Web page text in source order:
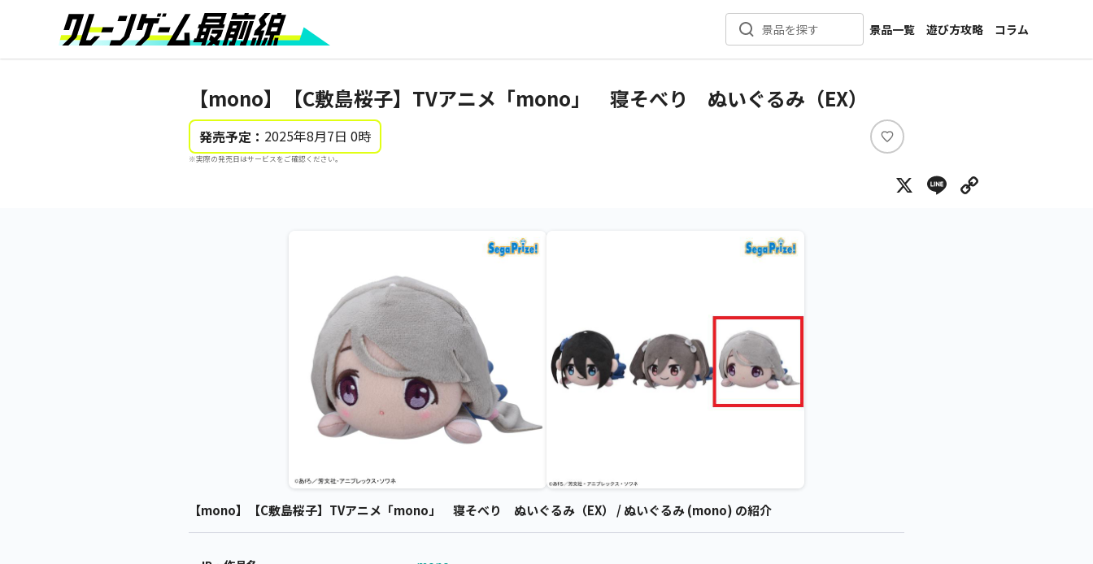
景品を探す
景品一覧
新着景品
メーカー一覧
遊び方攻略
コラム
インタビュー
【mono】【C敷島桜子】TVアニメ「mono」 寝そべり ぬいぐるみ（EX）
発売予定： 2025年8月7日 0時
※実際の発売日はサービスをご確認ください。
い
ね
X Line
【mono】【C敷島桜子】TVアニメ「mono」 寝そべり ぬいぐるみ（EX） / ぬいぐるみ (mono) の紹介